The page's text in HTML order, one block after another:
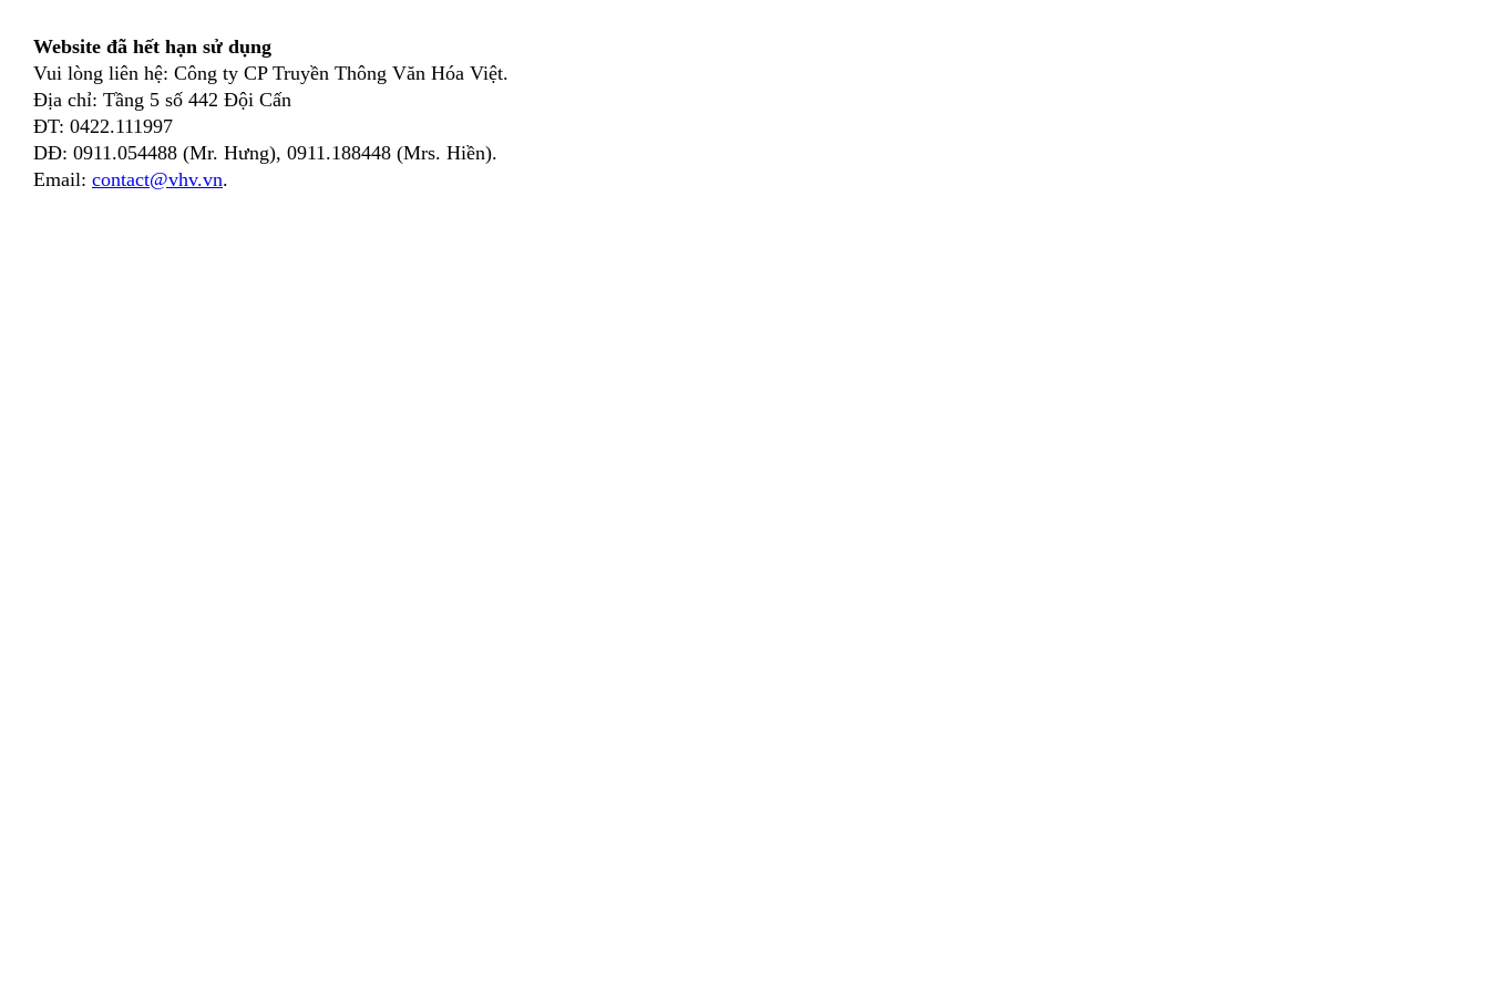
Website đã hết hạn sử dụng
Vui lòng liên hệ: Công ty CP Truyền Thông Văn Hóa Việt.
Địa chỉ: Tầng 5 số 442 Đội Cấn
ĐT: 0422.111997
DĐ: 0911.054488 (Mr. Hưng), 0911.188448 (Mrs. Hiền).
Email: contact@vhv.vn.